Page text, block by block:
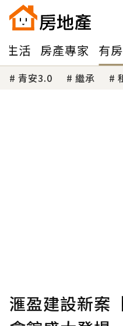
生活 房產專家 有
青安3.0 繼承
滙盈建設新案